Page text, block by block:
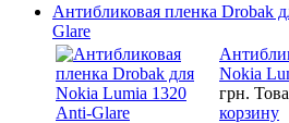
Антибликовая пленка Drobak
Glare
Nokia
грн.
корзину